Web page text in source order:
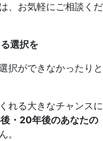
、お気軽にご相談くだ
選択を
択ができなかったりと
れる大きなチャンスに
・20年後のあなたの
。